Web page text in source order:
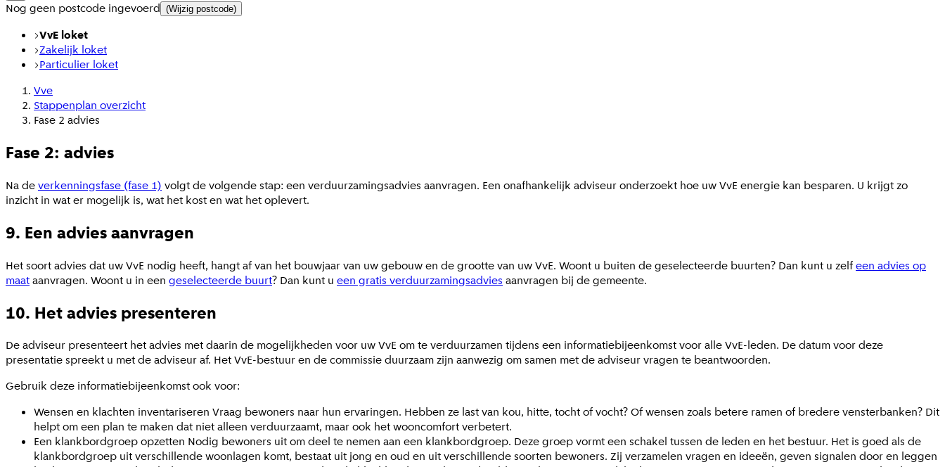
Nog geen postcode ingevoerd (Wijzig postcode)
VvE loket
Zakelijk loket
Particulier loket
Vve
Stappenplan overzicht
Fase 2 advies
Fase 2: advies
Na deverkenningsfase (fase 1) volgt de volgende stap: een verduurzamingsadvies aanvragen. Een onafhankelijk adviseur onderzoekt hoe uw VvE energie kan besparen. U krijgt zo
inzicht in wat er mogelijk is, wat het kost en wat het oplevert.
9. Een advies aanvragen
Het soort advies dat uw VvE nodig heeft, hangt af van het bouwjaar van uw gebouw en de grootte van uw VvE. Woont u buiten de geselecteerde buurten? Dan kunt u zelfeen advies op
maataanvragen. Woont u in een geselecteerde buurt? Dan kunt u een gratis verduurzamingsadvies aanvragen bij de gemeente.
10. Het advies presenteren
De adviseur presenteert het advies met daarin de mogelijkheden voor uw VvE om te verduurzamen tijdens een informatiebijeenkomst voor alle VvE-leden. De datum voor deze
presentatie spreekt u met de adviseur af. Het VvE-bestuur en de commissie duurzaam zijn aanwezig om samen met de adviseur vragen te beantwoorden.
Gebruik deze informatiebijeenkomst ook voor:
Wensen en klachten inventariseren Vraag bewoners naar hun ervaringen. Hebben ze last van kou, hitte, tocht of vocht? Of wensen zoals betere ramen of bredere vensterbanken? Dit
helpt om een plan te maken dat niet alleen verduurzaamt, maar ook het wooncomfort verbetert.
Een klankbordgroep opzetten Nodig bewoners uit om deel te nemen aan een klankbordgroep. Deze groep vormt een schakel tussen de leden en het bestuur. Het is goed als de
klankbordgroep uit verschillende woonlagen komt, bestaat uit jong en oud en uit verschillende soorten bewoners. Zij verzamelen vragen en ideeën, geven signalen door en leggen